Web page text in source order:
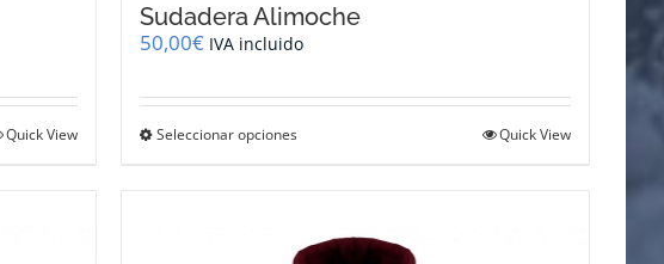
Quick View
Sudadera Alimoche
50,00€ IVA incluido
Seleccionar opcionesEste
variantes.
Las
Quick View